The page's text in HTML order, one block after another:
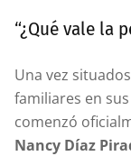
“¿Qué vale la
Una vez
familiares en
comenzó
Nancy Díaz